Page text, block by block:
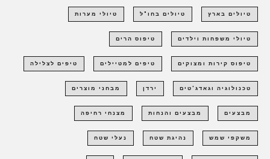
טיולים בארץ טיולים בחו"ל טיולי מערות
טיולי משפחות וילדים טיפוס הרים
טיפוס קירות ומצוקים טיפים למטיילים טיפים לצלילה
טכנולוגיה וגאדג'טים ירדן מבחני מוצרים
מבצעים מבצעים והנחות מצנחי רחיפה
משקפי שמש נהיגת שטח נעלי שטח